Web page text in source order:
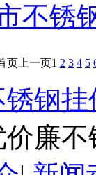
不锈
页 上一页1 2 3 4 5
锈钢挂
价廉